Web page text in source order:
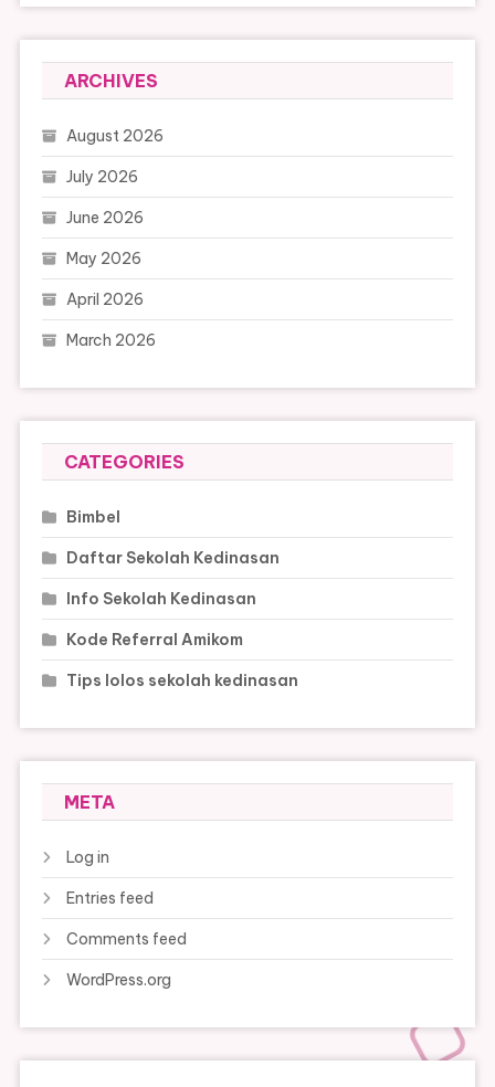
ARCHIVES
August 2026
July 2026
June 2026
May 2026
April 2026
March 2026
CATEGORIES
Bimbel
Daftar Sekolah Kedinasan
Info Sekolah Kedinasan
Kode Referral Amikom
Tips lolos sekolah kedinasan
META
Log in
Entries feed
Comments feed
WordPress.org